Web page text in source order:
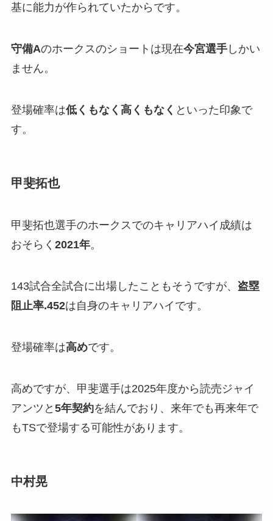
基に能力が作られていたからです。
守備Aのホークスのショートは現在今宮選手しかい
ません。
登場確率は低くもなく高くもなく といった印象で
す。
甲斐拓也
甲斐拓也選手のホークスでのキャリアハイ成績は
おそらく 2021年。
143試合全試合に出場したこともそうですが、 盗塁
阻止率.452は自身のキャリアハイです。
登場確率は高めです。
高めですが、甲斐選手は2025年度から読売ジャイ
アンツと 5年契約を結んでおり、来年でも再来年で
もTSで登場する可能性があります。
中村晃